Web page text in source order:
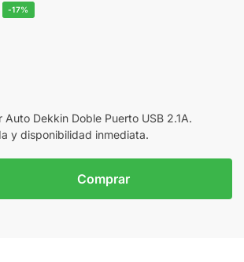
-17%
Dekkin Doble Puerto USB 2.1A.
y disponibilidad inmediata.
Comprar